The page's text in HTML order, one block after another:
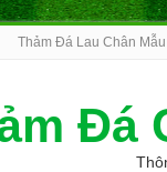
Thảm Đá Lau Chân
Đá